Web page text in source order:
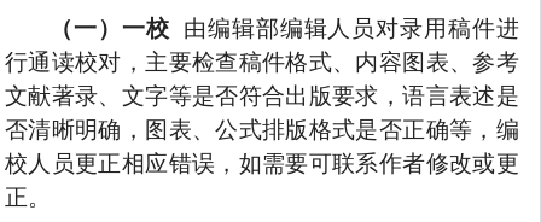
（一）一校
由编辑部编辑人员对录用稿件进
行通读校对，主要检查稿件格式、内容图表、参考
文献著录、文字等是否符合出版要求，语言表述是
否清晰明确，图表、公式排版格式是否正确等，编
校人员更正相应错误，如需要可联系作者修改或更
正。